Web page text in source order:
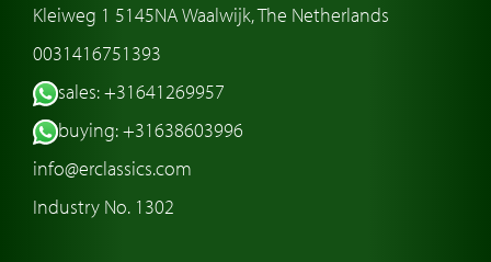
Kleiweg 1 5145NA Waalwijk, The Netherlands
0031416751393
sales: +31641269957
buying: +31638603996
info@erclassics.com
Industry No. 1302